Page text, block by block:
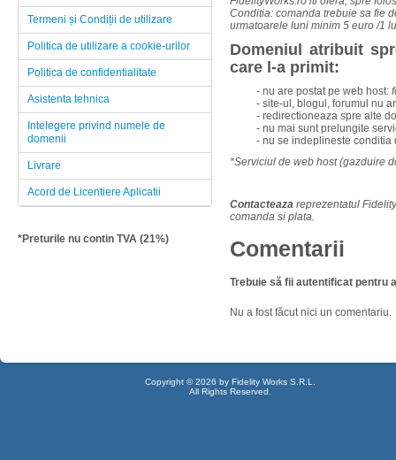
Termeni și Condiții de utilizare
Politica de utilizare a cookie-urilor
Politica de confidentialitate
Asistenta tehnica
Intelegere privind numele de
domenii
Livrare
Acord de Licentiere Aplicatii
*Preturile nu contin TVA (21%)
Conditia: comanda trebuie sa fie
urmatoarele luni minim 5 euro /1
Domeniul atribuit
care l-a primit:
- nu are postat pe web host:
- site-ul, blogul, forumul nu
- redirectioneaza spre alte
- nu mai sunt prelungite
- nu se indeplineste
*Serviciul de web host (gazduire
Contacteaza reprezentatul
comanda si plata.
Comentarii
Trebuie să fii autentificat pentru
Nu a fost făcut nici un comentariu.
Copyright © 2026 by Fidelity Works S.R.L.
All Rights Reserved.